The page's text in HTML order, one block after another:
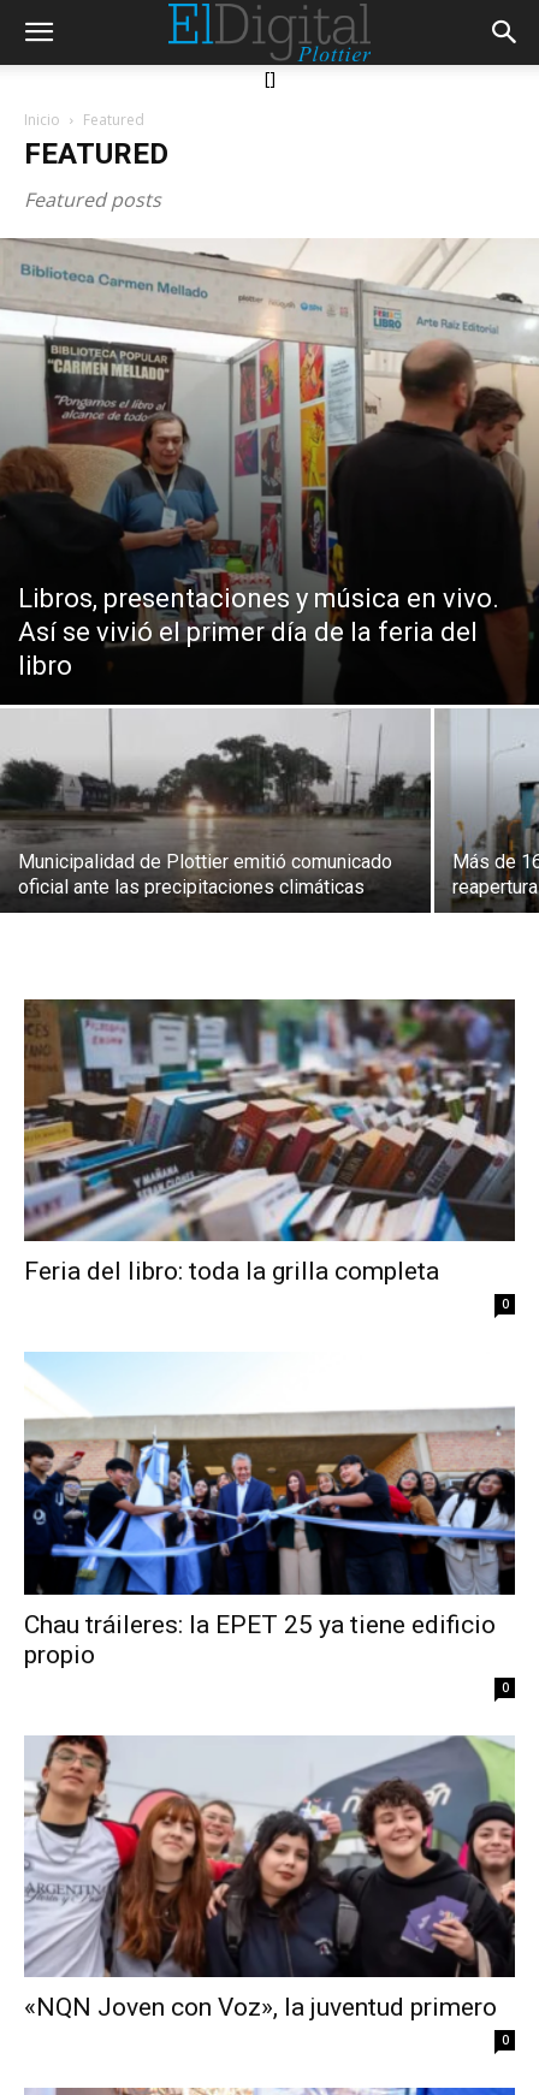
[]
Inicio Featured
FEATURED
Featured posts
Libros, presentaciones y música en vivo.
Así se vivió el primer día de la feria del
libro
Municipalidad de Plottier emitió comunicado
oficial ante las precipitaciones climáticas
Más de
Feria del libro: toda la grilla completa
0
Chau tráileres: la EPET 25 ya tiene edificio
propio
0
«NQN Joven con Voz», la juventud primero
0